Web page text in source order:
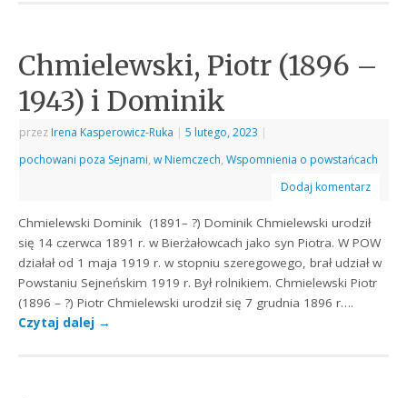
Chmielewski, Piotr (1896 –
1943) i Dominik
przez Irena Kasperowicz-Ruka | 5 lutego, 2023 |
pochowani poza Sejnami,w Niemczech,Wspomnienia o powstańcach
Dodaj komentarz
Chmielewski Dominik (1891– ?) Dominik Chmielewski urodził
się 14 czerwca 1891 r. w Bierżałowcach jako syn Piotra. W POW
działał od 1 maja 1919 r. w stopniu szeregowego, brał udział w
Powstaniu Sejneńskim 1919 r. Był rolnikiem. Chmielewski Piotr
(1896 – ?) Piotr Chmielewski urodził się 7 grudnia 1896 r….
Czytaj dalej →